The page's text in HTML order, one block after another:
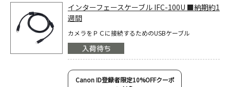
インターフェースケーブル IFC-100U ■納期約1
週間
カメラをＰＣに接続するためのUSBケーブル
Canon ID登録者限定10%OFFクーポ